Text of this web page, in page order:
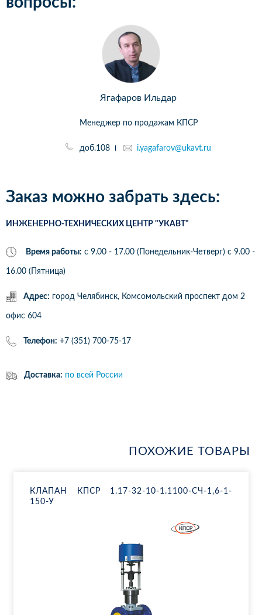
Ягафаров Ильдар
Менеджер по продажам КПСР
доб.108 i.yagafarov@ukavt.ru
Заказ можно забрать здесь:
ИНЖЕНЕРНО-ТЕХНИЧЕСКИХ ЦЕНТР "УКАВТ"
Время работы: с 9.00 - 17.00 (Понедельник-Четверг) c 9.00 -
16.00 (Пятница)
Адрес: город Челябинск, Комсомольский проспект дом 2
офис 604
Телефон: +7 (351) 700-75-17
Доставка: по всей России
ПОХОЖИЕ ТОВАРЫ
КЛА­ПАН КПСР 1.17-32-10-1.1100-СЧ-1,6-1-
150-У